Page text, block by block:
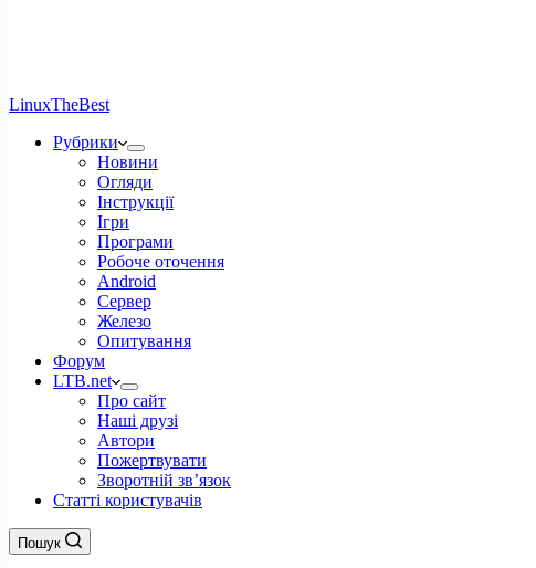
LinuxTheBest
Рубрики
Новини
Огляди
Інструкції
Ігри
Програми
Робоче оточення
Android
Сервер
Железо
Опитування
Форум
LTB.net
Про сайт
Наші друзі
Автори
Пожертвувати
Зворотній зв’язок
Статті користувачів
Пошук